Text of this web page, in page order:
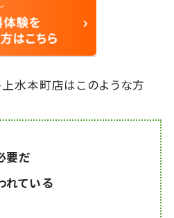
水本町店はこのような方
要だ
れている